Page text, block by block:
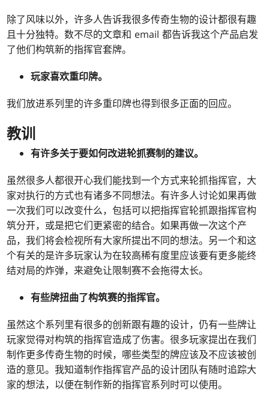
除了风味以外，许多人告诉我很多传奇生物的设计都很有趣
且十分独特。数不尽的文章和 email 都告诉我这个产品启发
了他们构筑新的指挥官套牌。
玩家喜欢重印牌。
我们放进系列里的许多重印牌也得到很多正面的回应。
教训
有许多关于要如何改进轮抓赛制的建议。
虽然很多人都很开心我们能找到一个方式来轮抓指挥官，大
家对执行的方式也有诸多不同想法。有许多人讨论如果再做
一次我们可以改变什么，包括可以把指挥官轮抓跟指挥官构
筑分开，或是把它们更紧密的结合。如果再做一次这个产
品，我们将会检视所有大家所提出不同的想法。另一个和这
个有关的是许多玩家认为在较高稀有度里应该要有更多能终
结对局的炸弹，来避免让限制赛不会拖得太长。
有些牌扭曲了构筑赛的指挥官。
虽然这个系列里有很多的创新跟有趣的设计，仍有一些牌让
玩家觉得对构筑的指挥官造成了伤害。很多玩家提出在我们
制作更多传奇生物的时候，哪些类型的牌应该及不应该被创
造的意见。我知道制作指挥官产品的设计团队有随时追踪大
家的想法，以便在制作新的指挥官系列时可以使用。